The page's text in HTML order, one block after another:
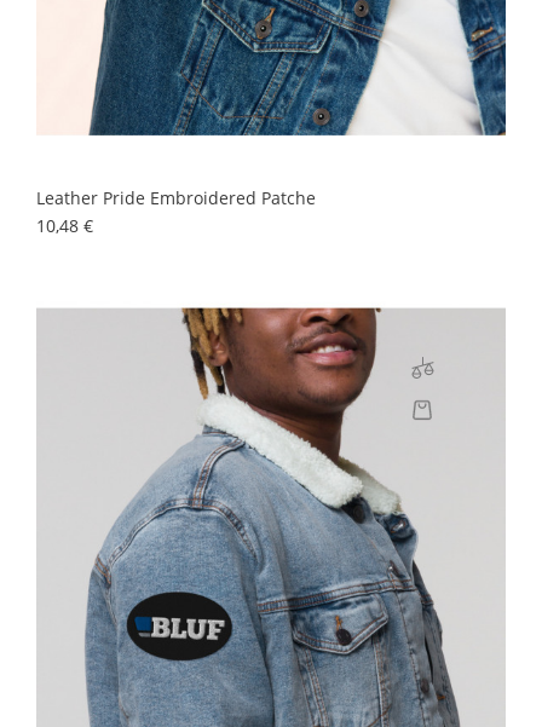
Leather Pride Embroidered Patche
10,48 €Precio